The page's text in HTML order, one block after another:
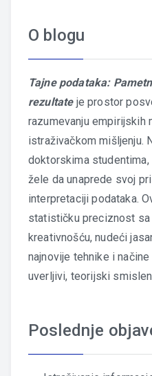
O blogu
Tajne podataka:
rezultateje prostor
razumevanju empirijskih
istraživačkom mišljenju.
doktorskima
žele da unaprede svoj
interpretaciji podataka.
statističku preciznost
kreativnošću, nudeći
najnovije tehnike i
uverljivi, teorijski
Poslednje